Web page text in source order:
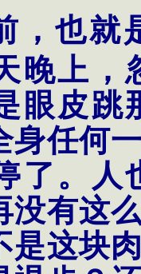
，也就
晚上，
眼皮跳
身任何
了。人
没有这
是这块